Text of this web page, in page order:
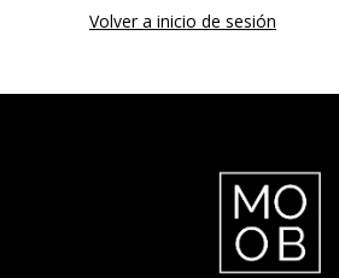
Volver a inicio de sesión